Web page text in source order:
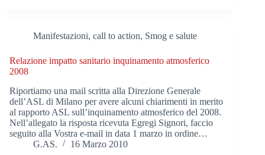
Manifestazioni, call to action, Smog e salute
Relazione impatto sanitario inquinamento atmosferico
2008
Riportiamo una mail scritta alla Direzione Generale
dell’ASL di Milano per avere alcuni chiarimenti in merito
al rapporto ASL sull’inquinamento atmosferico del 2008.
Nell’allegato la risposta ricevuta Egregi Signori, faccio
seguito alla Vostra e-mail in data 1 marzo in ordine…
G.AS.
16 Marzo 2010